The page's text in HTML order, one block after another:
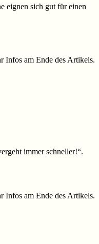
eignen sich gut für einen
Infos am Ende des Artikels.
immer schneller!“.
Infos am Ende des Artikels.